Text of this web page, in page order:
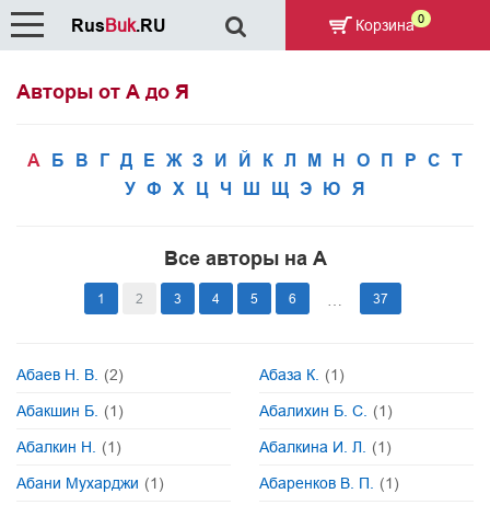
Авторы от А до Я
А Б В Г Д Е Ж З И Й К Л М Н О П Р С Т
У Ф Х Ц Ч Ш Щ Э Ю Я
Все авторы на А
1 2 3 4 5 6 37
Абаев Н. В. (2) Абаза К. (1)
Абакшин Б. (1) Абалихин Б. С. (1)
Абалкин Н. (1) Абалкина И. Л. (1)
Абани Мухарджи (1) Абаренков В. П. (1)
RusBuk.RU Корзина 0